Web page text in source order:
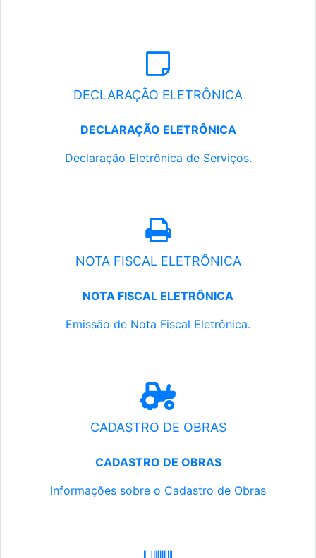
DECLARAÇÃO ELETRÔNICA
DECLARAÇÃO ELETRÔNICA
Declaração Eletrônica de Serviços.
NOTA FISCAL ELETRÔNICA
NOTA FISCAL ELETRÔNICA
Emissão de Nota Fiscal Eletrônica.
CADASTRO DE OBRAS
CADASTRO DE OBRAS
Informações sobre o Cadastro de Obras